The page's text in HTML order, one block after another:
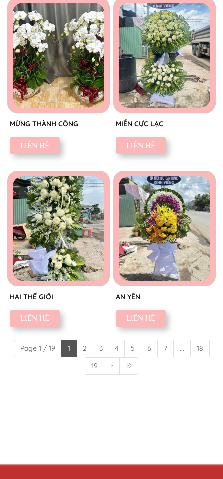
MỪNG THÀNH CÔNG
LIÊN HỆ
MIỀN CỰC LẠC
LIÊN HỆ
HAI THẾ GIỚI
LIÊN HỆ
AN YÊN
LIÊN HỆ
Page 1 / 19 1 2 3 4 5 6 7 ...
18
19